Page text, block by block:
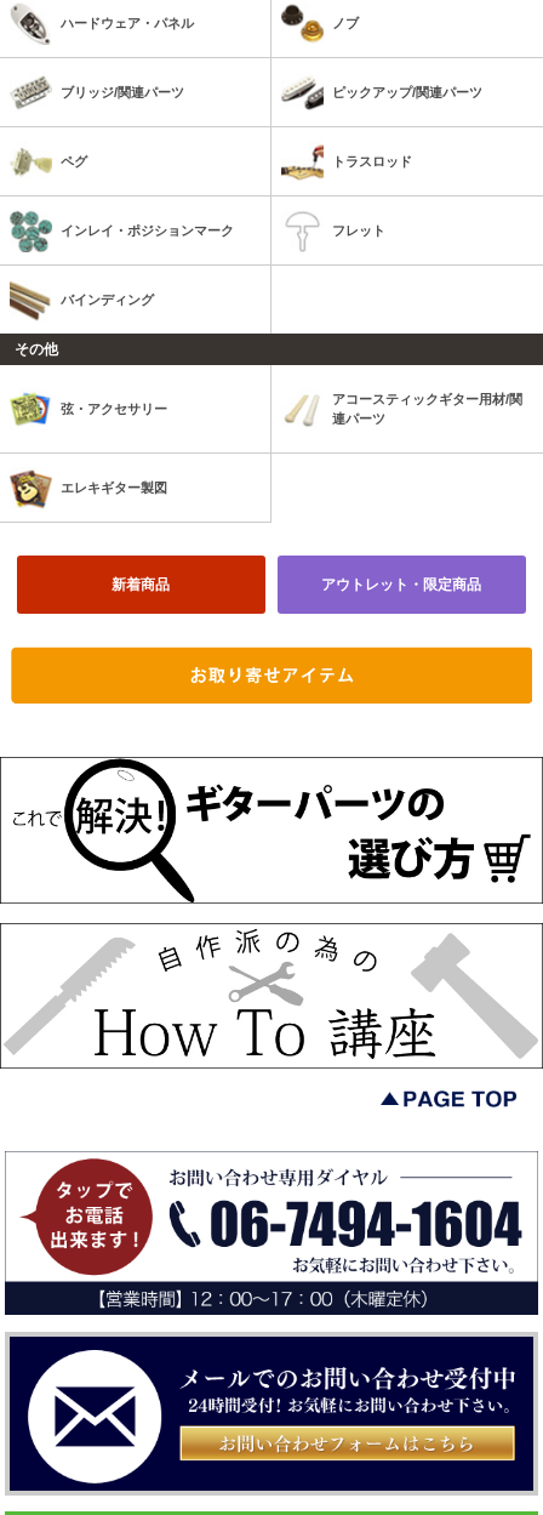
ハードウェア・パネル ノブ
ブリッジ/関連パーツ ピックアップ/関連パーツ
ペグ トラスロッド
インレイ・ポジションマーク フレット
バインディング
その他
弦・アクセサリー
アコースティックギター用材/関
連パーツ
エレキギター製図
新着商品 アウトレット・限定商品